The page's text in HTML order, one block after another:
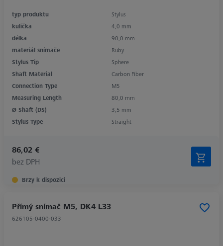
typ produktu
Stylus
kulička
4,0 mm
délka
90,0 mm
materiál snímače
Ruby
Stylus Tip
Sphere
Shaft Material
Carbon Fiber
Connection Type
M5
Measuring Length
80,0 mm
Ø Shaft (DS)
3,5 mm
Stylus Type
Straight
86,02 €
bez DPH
Brzy k dispozici
Přímý snímač M5, DK4 L33
626105-0400-033